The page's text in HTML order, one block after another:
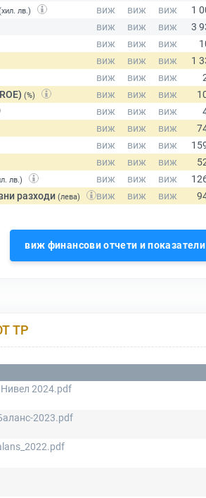
лв.)
(%)
лв.)
разходи (лева)
виж финансови отчети и показатели
ТР
2024.pdf
2023.pdf